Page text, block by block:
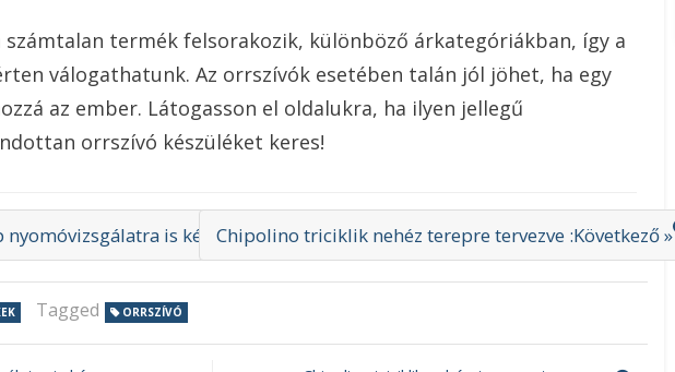
számtalan termék felsorakozik, különböző árkategóriákban, így a
válogathatunk. Az orrszívók esetében talán jól jöhet, ha egy
az ember. Látogasson el oldalukra, ha ilyen jellegű
orrszívó készüléket keres!
nyomóvizsgálatra is képesChipolino triciklik nehéz terepre tervezve :Következő »
Tagged ORRSZÍVÓ